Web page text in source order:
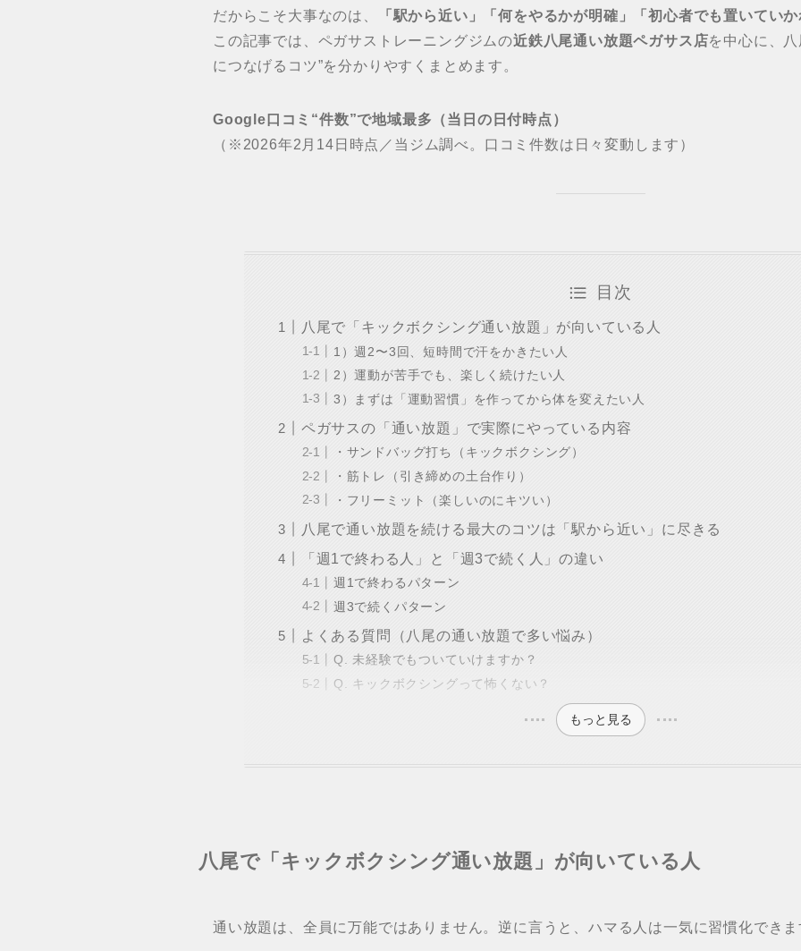
だからこそ大事なのは、
「駅から近い」「何をやるかが明確」「初心者でも置いてい
この記事では、ペガサストレーニングジムの近鉄八尾通い放題ペガサス店を中心に、
につなげるコツ”を分かりやすくまとめます。
Google口コミ“件数”で地域最多（当日の日付時点）
（※2026年2月14日時点／当ジム調べ。口コミ件数は日々変動します）
目次
八尾で「キックボクシング通い放題」が向いている人
1）週2〜3回、短時間で汗をかきたい人
2）運動が苦手でも、楽しく続けたい人
3）まずは「運動習慣」を作ってから体を変えたい人
ペガサスの「通い放題」で実際にやっている内容
・サンドバッグ打ち（キックボクシング）
・筋トレ（引き締めの土台作り）
・フリーミット（楽しいのにキツい）
八尾で通い放題を続ける最大のコツは「駅から近い」に尽きる
「週1で終わる人」と「週3で続く人」の違い
週1で終わるパターン
週3で続くパターン
よくある質問（八尾の通い放題で多い悩み）
Q. 未経験でもついていけますか？
Q. キックボクシングって怖くない？
もっと見る
八尾で「キックボクシング通い放題」が向いている人
通い放題は、全員に万能ではありません。逆に言うと、ハマる人は一気に習慣化でき